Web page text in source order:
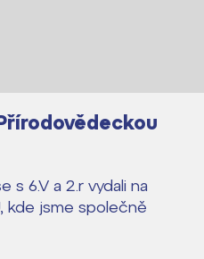
s 6.V a 2.r vydali na
kde jsme společně